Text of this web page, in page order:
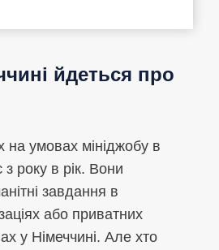
йдеться про
на умовах мініджобу в
з року в рік. Вони
завдання в
або приватних
у Німеччині. Але хто